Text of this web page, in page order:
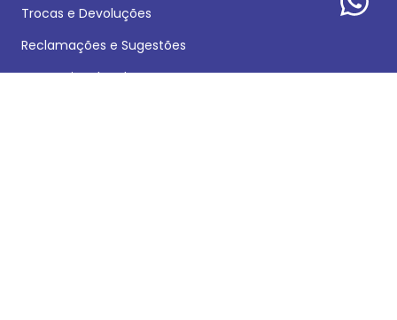
Trocas e Devoluções
Reclamações e Sugestões
International Orders